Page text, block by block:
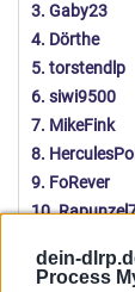
dein-
Process
3. Gaby23
4. Dörthe
5. torstendlp
6. siwi9500
7. MikeFink
8.
9. FoRever
10.
12. wolfgang